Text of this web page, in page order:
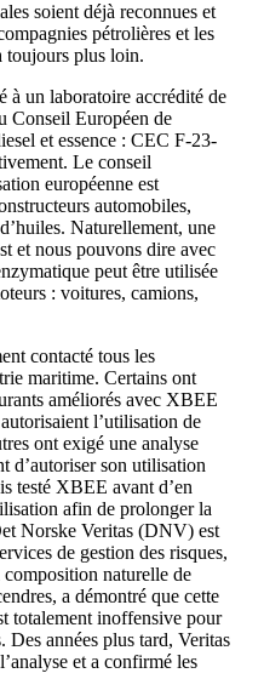
soient déjà reconnues et
pétrolières et les
toujours plus loin.
à un laboratoire accrédité de
Conseil Européen de
et essence : CEC F-23-
Le conseil
européenne est
automobiles,
Naturellement, une
et nous pouvons dire avec
peut être utilisée
: voitures, camions,
contacté tous les
maritime. Certains ont
améliorés avec XBEE
l’utilisation de
ont exigé une analyse
d’autoriser son utilisation
testé XBEE avant d’en
afin de prolonger la
Norske Veritas (DNV) est
de gestion des risques,
naturelle de
a démontré que cette
totalement inoffensive pour
Des années plus tard, Veritas
et a confirmé les